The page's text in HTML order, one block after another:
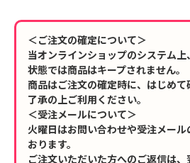
＜ご注文の確定について＞
当オンラインショップのシステム
状態では商品はキープされません。
商品はご注文の確定時に、はじめ
了承の上ご利用ください。
＜受注メールについて＞
火曜日はお問い合わせや受注メー
おります。
ご注文いただいた方へのご返信は